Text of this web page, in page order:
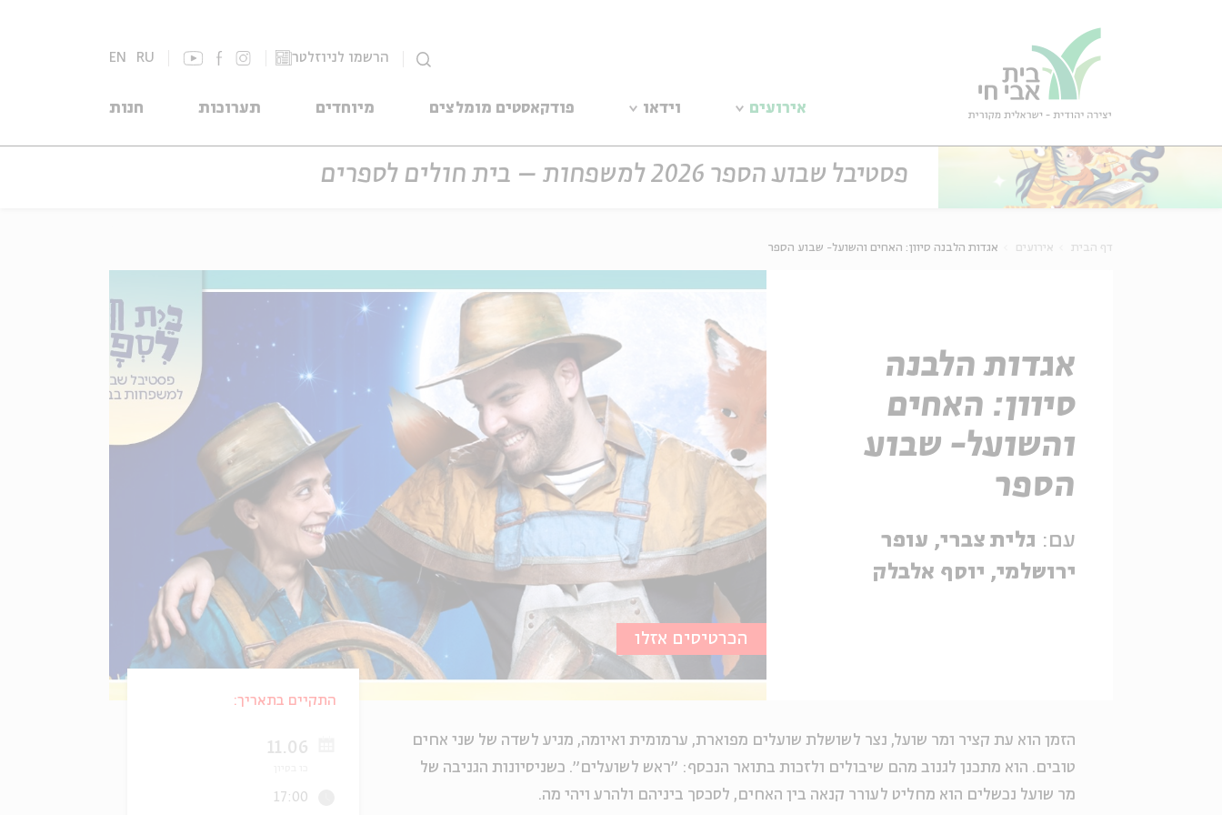
הרשמו לניוזלטר EN RU
אירועים וידאו פודקאסטים מומלצים מיוחדים תערוכות חנות
פסטיבל שבוע הספר 2026 למשפחות – בית חולים לספרים
דף הבית אירועים אגדות הלבנה סיוון: האחים והשועל- שבוע הספר
אגדות הלבנה
סיוון: האחים
והשועל- שבוע
הספר
עם: גלית צברי, עופר
ירושלמי, יוסף אלבלק
הכרטיסים אזלו
הזמן הוא עת קציר ומר שועל, נצר לשושלת שועלים מפוארת, ערמומית ואיומה, מגיע לשדה של שני אחים
טובים. הוא מתכנן לגנוב מהם שיבולים ולזכות בתואר הנכסף: ״ראש לשועלים״. כשניסיונות הגניבה של
מר שועל נכשלים הוא מחליט לעורר קנאה בין האחים, לסכסך ביניהם ולהרע ויהי מה.
התקיים בתאריך:
11.06
17:00